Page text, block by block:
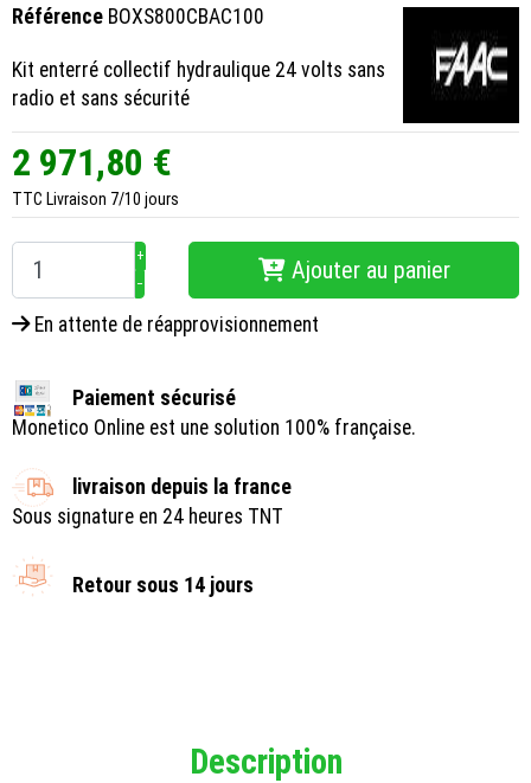
Référence BOXS800CBAC100
Kit enterré collectif hydraulique 24 volts sans
radio et sans sécurité
2 971,80 €
TTC Livraison 7/10 jours
+
−
Ajouter au panier
En attente de réapprovisionnement
Paiement sécurisé
Monetico Online est une solution 100% française.
livraison depuis la france
Sous signature en 24 heures TNT
Retour sous 14 jours
Description